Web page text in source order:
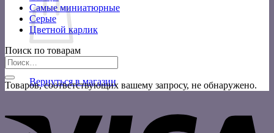
Вернуться в магазин
Самые миниатюрные
Серые
Цветной карлик
Поиск по товарам
Искать:
Товаров, соответствующих вашему запросу, не обнаружено.